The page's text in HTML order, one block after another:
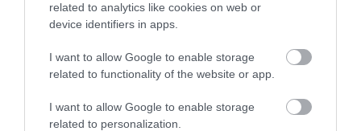
related to analytics like cookies on web or
device identifiers in apps.
I want to allow Google to enable storage
related to functionality of the website or app.
I want to allow Google to enable storage
related to personalization.
Megosztás
Kérem nap végén az aznapi friss cikkeket!